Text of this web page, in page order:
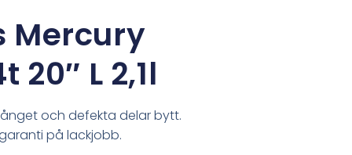
Mercury
20″ L 2,1l
och defekta delar bytt.
på lackjobb.